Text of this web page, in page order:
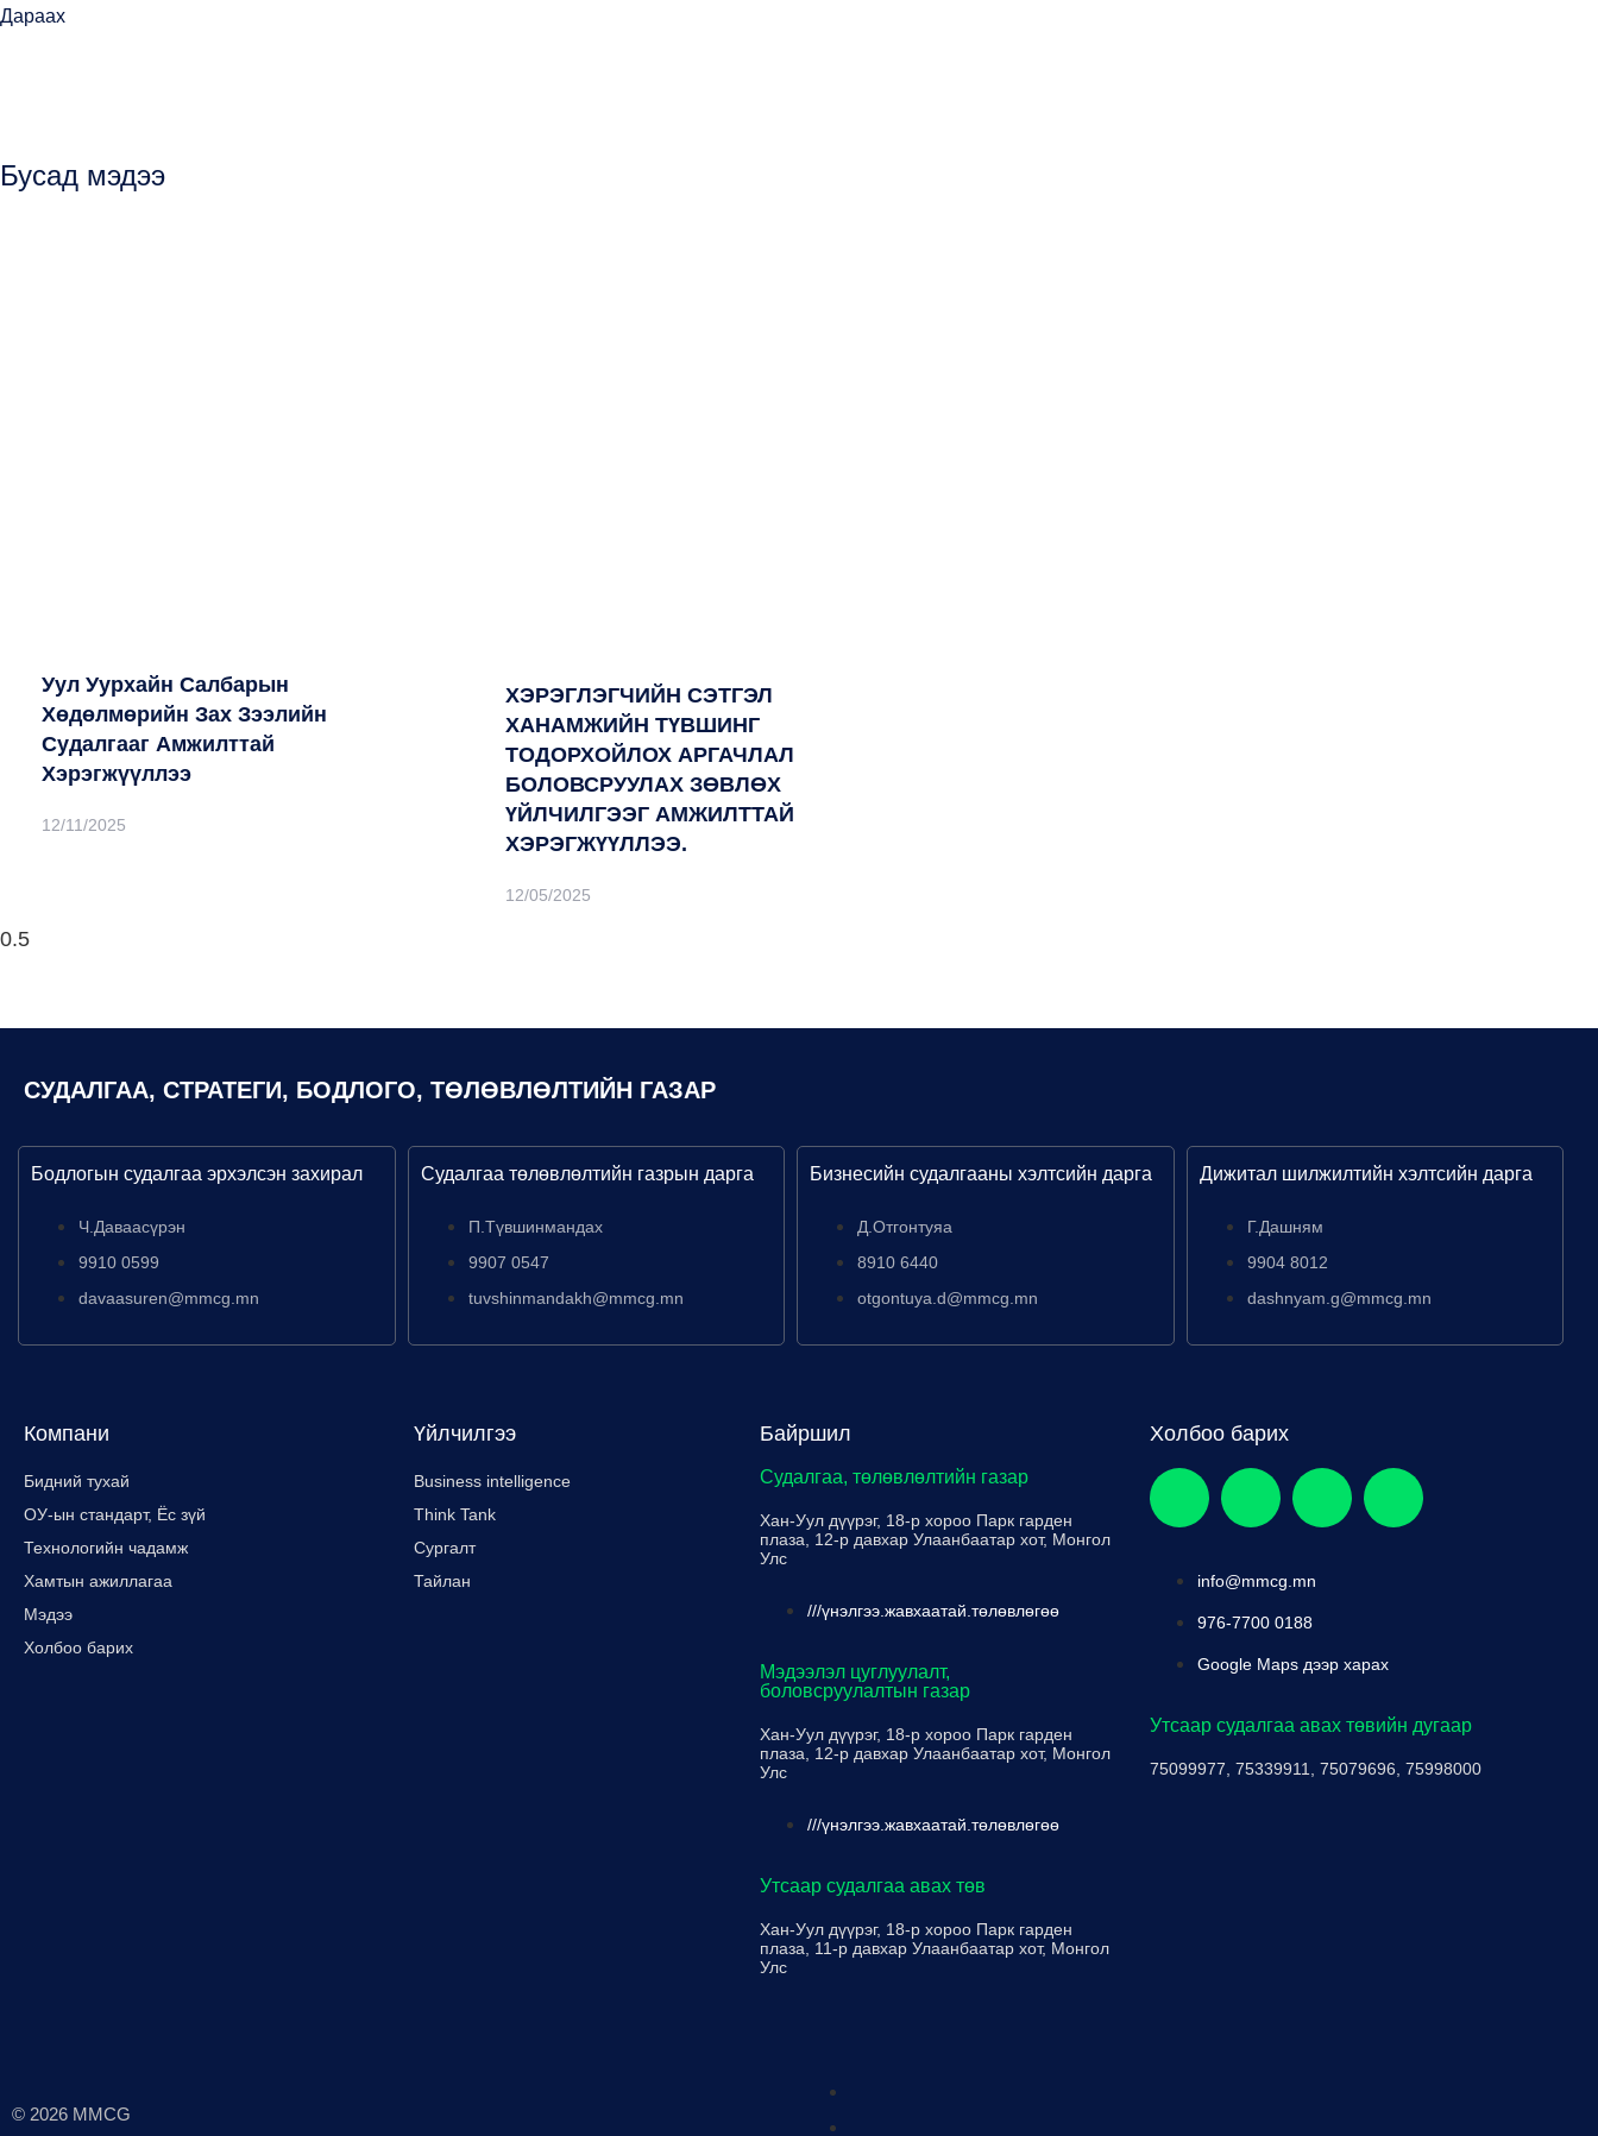
Дараах
Бусад мэдээ
Уул Уурхайн Салбарын
Хөдөлмөрийн Зах Зээлийн
Судалгааг Амжилттай
Хэрэгжүүллээ
12/11/2025
ХЭРЭГЛЭГЧИЙН СЭТГЭЛ
ХАНАМЖИЙН ТҮВШИНГ
ТОДОРХОЙЛОХ АРГАЧЛАЛ
БОЛОВСРУУЛАХ ЗӨВЛӨХ
ҮЙЛЧИЛГЭЭГ АМЖИЛТТАЙ
ХЭРЭГЖҮҮЛЛЭЭ.
12/05/2025
СУДАЛГАА, СТРАТЕГИ, БОДЛОГО, ТӨЛӨВЛӨЛТИЙН ГАЗАР
Бодлогын судалгаа эрхэлсэн захирал
Ч.Даваасүрэн
9910 0599
davaasuren@mmcg.mn
Судалгаа төлөвлөлтийн газрын дарга
П.Түвшинмандах
9907 0547
tuvshinmandakh@mmcg.mn
Бизнесийн судалгааны хэлтсийн дарга
Д.Отгонтуяа
8910 6440
otgontuya.d@mmcg.mn
Дижитал шилжилтийн хэлтсийн дарга
Г.Дашням
9904 8012
dashnyam.g@mmcg.mn
Компани
Бидний тухай
ОУ-ын стандарт, Ёс зүй
Технологийн чадамж
Хамтын ажиллагаа
Мэдээ
Холбоо барих
Үйлчилгээ
Business intelligence
Think Tank
Сургалт
Тайлан
Байршил
Судалгаа, төлөвлөлтийн газар
Хан-Уул дүүрэг, 18-р хороо Парк гарден
плаза, 12-р давхар Улаанбаатар хот, Монгол
Улс
///үнэлгээ.жавхаатай.төлөвлөгөө
Мэдээлэл цуглуулалт,
боловсруулалтын газар
Хан-Уул дүүрэг, 18-р хороо Парк гарден
плаза, 12-р давхар Улаанбаатар хот, Монгол
Улс
///үнэлгээ.жавхаатай.төлөвлөгөө
Утсаар судалгаа авах төв
Хан-Уул дүүрэг, 18-р хороо Парк гарден
плаза, 11-р давхар Улаанбаатар хот, Монгол
Улс
Холбоо барих
info@mmcg.mn
976-7700 0188
Google Maps дээр харах
Утсаар судалгаа авах төвийн дугаар
75099977, 75339911, 75079696, 75998000
© 2026 MMCG